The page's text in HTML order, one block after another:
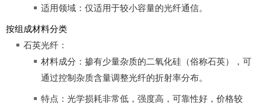
适用领域：仅适用于较小容量的光纤通信。
按组成材料分类
石英光纤：
材料成分：掺有少量杂质的二氧化硅（俗称石英），可
通过控制杂质含量调整光纤的折射率分布。
特点：光学损耗非常低，强度高，可靠性好，价格较